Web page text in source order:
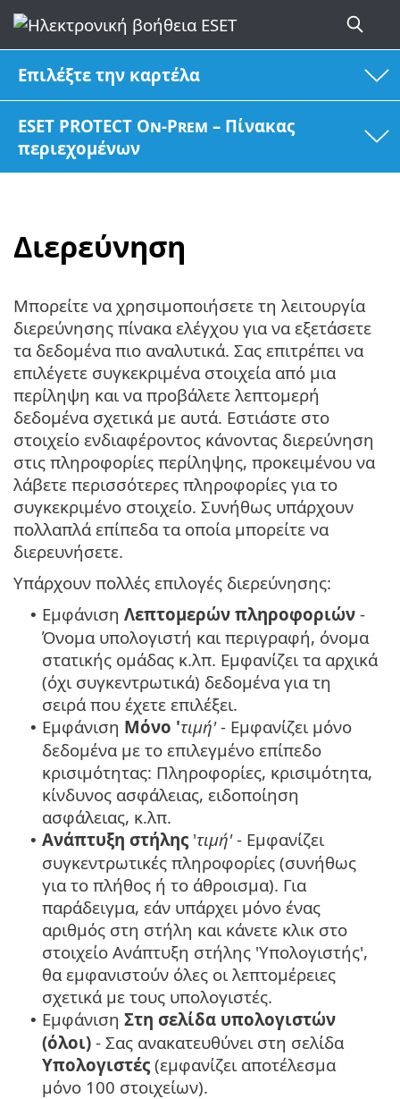
Επιλέξτε την καρτέλα
ESET PROTECT On-Prem – Πίνακας
περιεχομένων
Διερεύνηση
Μπορείτε να χρησιμοποιήσετε τη λειτουργία
διερεύνησης πίνακα ελέγχου για να εξετάσετε
τα δεδομένα πιο αναλυτικά. Σας επιτρέπει να
επιλέγετε συγκεκριμένα στοιχεία από μια
περίληψη και να προβάλετε λεπτομερή
δεδομένα σχετικά με αυτά. Εστιάστε στο
στοιχείο ενδιαφέροντος κάνοντας διερεύνηση
στις πληροφορίες περίληψης, προκειμένου να
λάβετε περισσότερες πληροφορίες για το
συγκεκριμένο στοιχείο. Συνήθως υπάρχουν
πολλαπλά επίπεδα τα οποία μπορείτε να
διερευνήσετε.
Υπάρχουν πολλές επιλογές διερεύνησης:
• Εμφάνιση Λεπτομερών πληροφοριών -
Όνομα υπολογιστή και περιγραφή, όνομα
στατικής ομάδας κ.λπ. Εμφανίζει τα αρχικά
(όχι συγκεντρωτικά) δεδομένα για τη
σειρά που έχετε επιλέξει.
• Εμφάνιση Μόνο 'τιμή'- Εμφανίζει μόνο
δεδομένα με το επιλεγμένο επίπεδο
κρισιμότητας: Πληροφορίες, κρισιμότητα,
κίνδυνος ασφάλειας, ειδοποίηση
ασφάλειας, κ.λπ.
• Ανάπτυξη στήλης 'τιμή'- Εμφανίζει
συγκεντρωτικές πληροφορίες (συνήθως
για το πλήθος ή το άθροισμα). Για
παράδειγμα, εάν υπάρχει μόνο ένας
αριθμός στη στήλη και κάνετε κλικ στο
στοιχείο Ανάπτυξη στήλης 'Υπολογιστής',
θα εμφανιστούν όλες οι λεπτομέρειες
σχετικά με τους υπολογιστές.
• Εμφάνιση Στη σελίδα υπολογιστών
(όλοι) - Σας ανακατευθύνει στη σελίδα
Υπολογιστές (εμφανίζει αποτέλεσμα
μόνο 100 στοιχείων).